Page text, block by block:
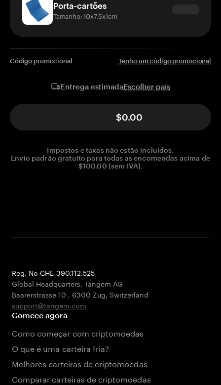
Porta-cartões
Tamanho: 10x7.5x1cm
Código promocional Tenho um código promocional
Entrega estimadaEscolher país
$0.00
Impostos e taxas não estão incluídos.
Envio padrão gratuito para todas as encomendas acima de
$100.00 (sem IVA).
Reg. No CHE-390.112.525
Global Headquarters, Tangem AG
Baarerstrasse 10 , 6300 Zug, Switzerland
support@tangem.com
Comece agora
Como começar com criptomoedas
O que é uma carteira fria?
Melhores carteiras de criptomoedas
Comparar carteiras de criptomoedas